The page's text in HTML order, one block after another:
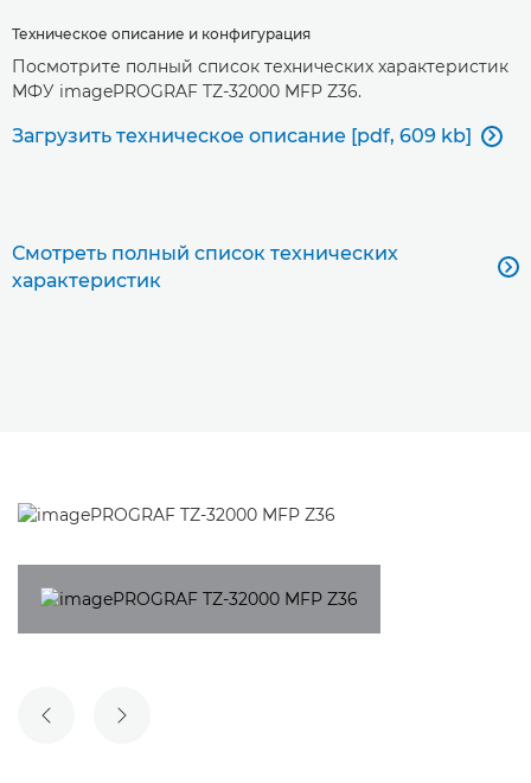
Техническое описание и конфигурация
Посмотрите полный список технических характеристик
МФУ imagePROGRAF TZ-32000 MFP Z36.
Загрузить техническое описание [pdf, 609 kb] 
Смотреть полный список технических
характеристик

ПРЕДЫДУЩИЙ СЛАЙД
СЛЕДУЮЩИЙ СЛАЙД